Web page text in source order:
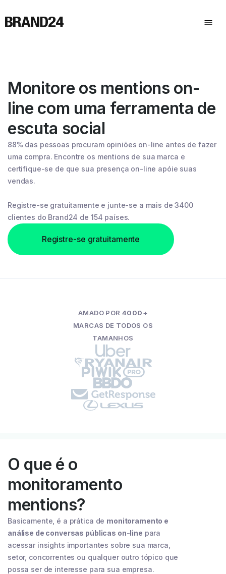
Monitore os mentions on-
line com uma ferramenta de
escuta social
88% das pessoas procuram opiniões on-line antes de fazer
uma compra. Encontre os mentions de sua marca e
certifique-se de que sua presença on-line apóie suas
vendas.
Registre-se gratuitamente e junte-se a mais de 3400
clientes do Brand24 de 154 países.
Registre-se gratuitamente
AMADO POR 4000+
MARCAS DE TODOS OS
TAMANHOS
O que é o
monitoramento
mentions?
Basicamente, é a prática de monitoramento e
análise de conversas públicas on-line para
acessar insights importantes sobre sua marca,
setor, concorrentes ou qualquer outro tópico que
possa ser de interesse para sua empresa.